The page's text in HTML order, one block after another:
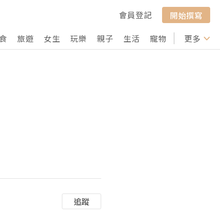
會員登記
開始撰寫
旅遊 女生 玩樂 親子 生活 寵物 行山 打卡
更多
追蹤